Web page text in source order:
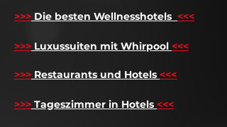
>>> Die besten Wellnesshotels <<<
>>> Luxussuiten mit Whirpool <<<
>>> Restaurants und Hotels <<<
>>> Tageszimmer in Hotels <<<